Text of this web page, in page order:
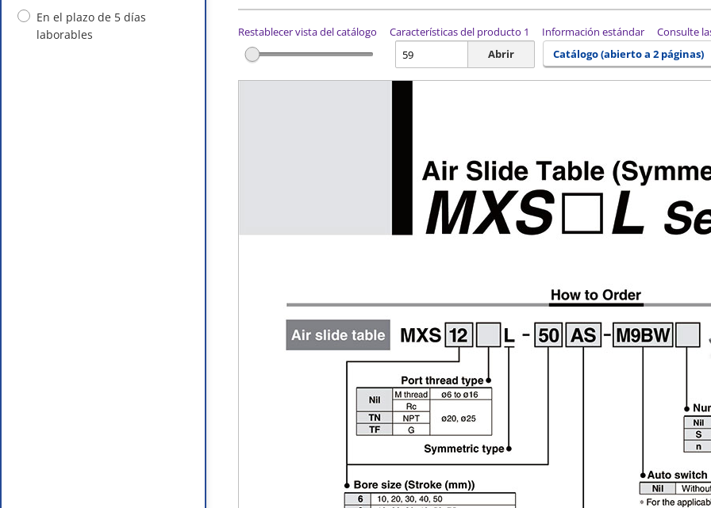
En el plazo de 5 días
laborables
Restablecer vista del catálogo Características del producto 1 Información estándar
Consulte
Abrir
Catálogo (abierto a 2 páginas)